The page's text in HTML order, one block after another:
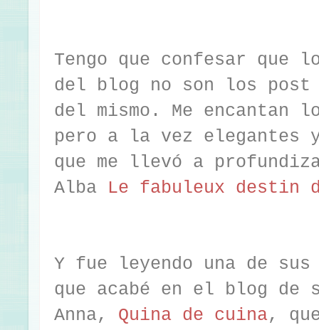
Tengo que confesar que
del blog no son los
del mismo. Me encantan
pero a la vez elegantes
que me llevó a
Alba
Le fabuleux destin
Y fue leyendo una de
que acabé en el blog de
Anna, Quina de cuina,